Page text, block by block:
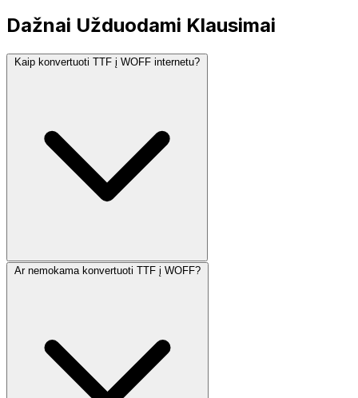
Dažnai Užduodami Klausimai
Kaip konvertuoti TTF į WOFF internetu?
Ar nemokama konvertuoti TTF į WOFF?